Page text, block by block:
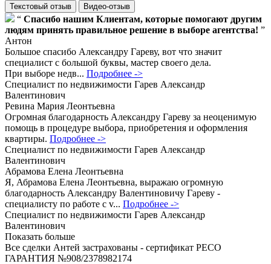
Текстовый отзыв Видео-отзыв
“ Спасибо нашим Клиентам, которые помогают другим
людям принять правильное решение в выборе агентства! ”
Антон
Большое спасибо Александру Гареву, вот что значит
специалист с большой буквы, мастер своего дела.
При выборе недв... Подробнее ->
Специалист по недвижимости Гарев Александр
Валентинович
Ревина Мария Леонтьевна
Огромная благодарность Александру Гареву за неоценимую
помощь в процедуре выбора, приобретения и оформления
квартиры. Подробнее ->
Специалист по недвижимости Гарев Александр
Валентинович
Абрамова Елена Леонтьевна
Я, Абрамова Елена Леонтьевна, выражаю огромную
благодарность Александру Валентиновичу Гареву -
специалисту по работе с v... Подробнее ->
Специалист по недвижимости Гарев Александр
Валентинович
Показать больше
Все сделки Антей застрахованы - сертификат РЕСО
ГАРАНТИЯ №908/2378982174